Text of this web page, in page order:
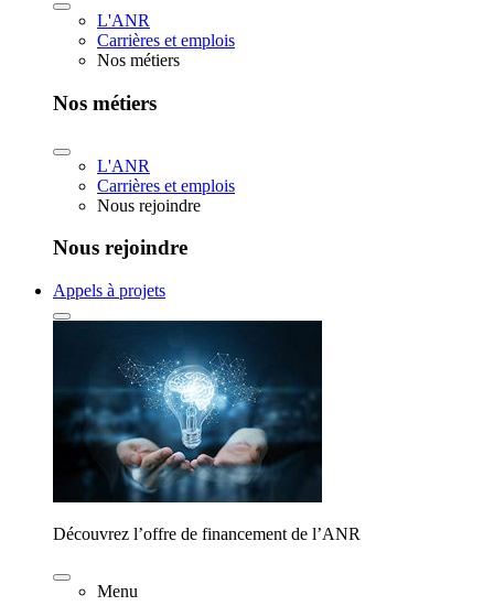
L'ANR
Carrières et emplois
Nos métiers
Nos métiers
L'ANR
Carrières et emplois
Nous rejoindre
Nous rejoindre
Appels à projets
Découvrez l’offre de financement de l’ANR
Menu